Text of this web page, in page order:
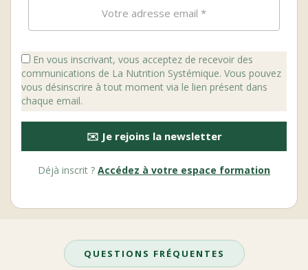
En vous inscrivant, vous acceptez de recevoir des
communications de La Nutrition Systémique. Vous pouvez
vous désinscrire à tout moment via le lien présent dans
chaque email.
✉️ Je rejoins la newsletter
Déjà inscrit ? Accédez à votre espace formation
QUESTIONS FRÉQUENTES